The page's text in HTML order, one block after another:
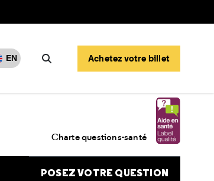
EN
Rechercher
Achetez votre billet
Charte questions-santé
POSEZ VOTRE QUESTION